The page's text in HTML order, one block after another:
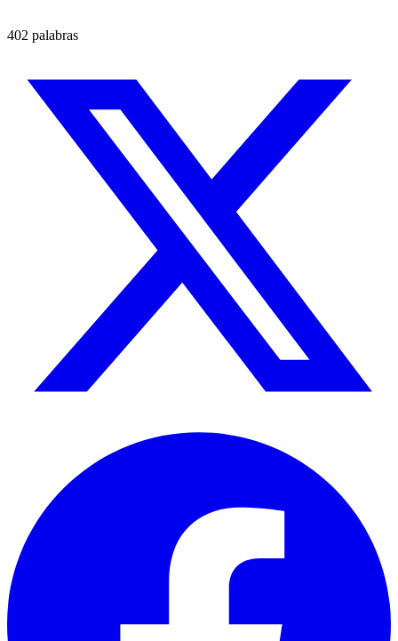
402 palabras